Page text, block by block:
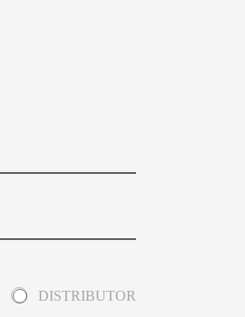
DISTRIBUTOR